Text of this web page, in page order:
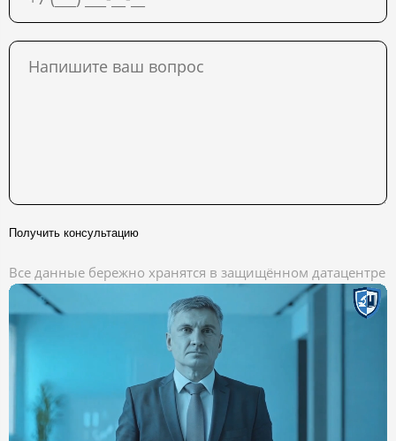
Получить консультацию
Все данные бережно хранятся в защищённом датацентре